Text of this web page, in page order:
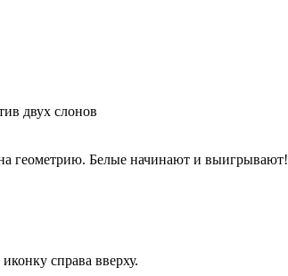
геометрию. Белые начинают и выигрывают!
справа вверху.